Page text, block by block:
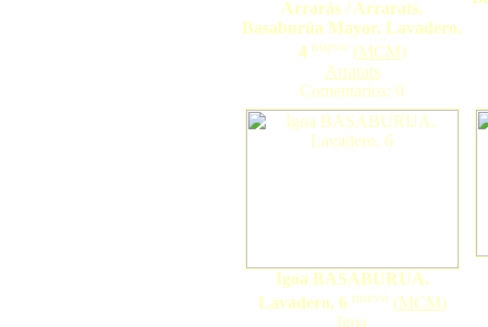
Arrarás / Arrarats.
Basaburúa Mayor. Lavadero.
4 nuevo (MCM)
Arrarats
Comentarios: 0
Igoa BASABURUA.
Lavadero. 6 nuevo (MCM)
Igoa